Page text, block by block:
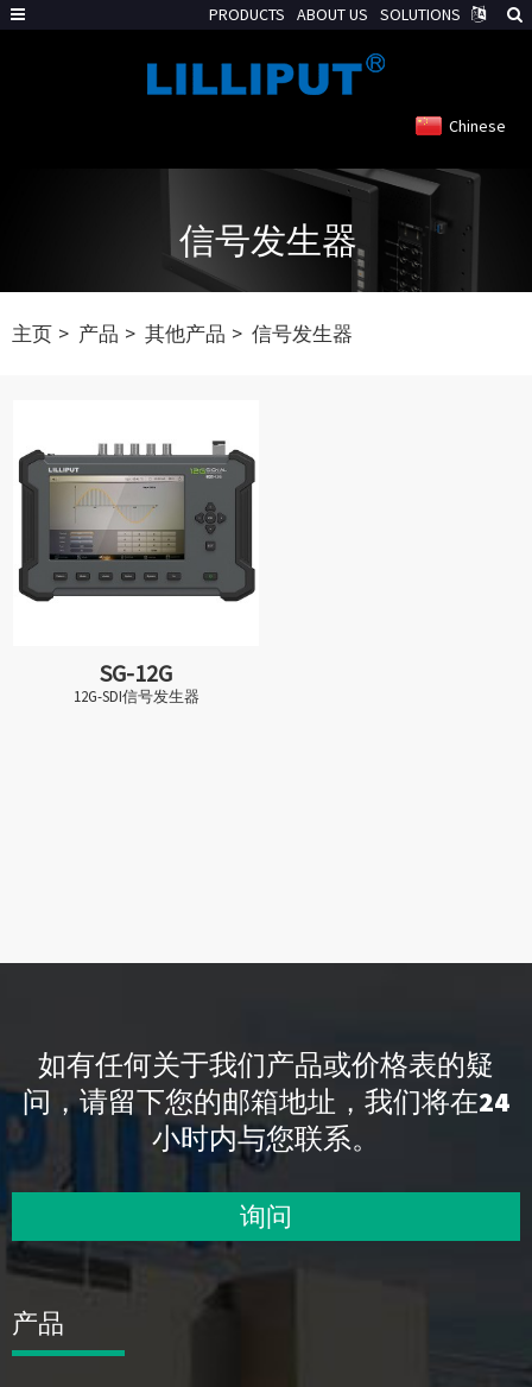
Chinese
信号发生器
主页 产品 其他产品 信号发生器
SG-12G
12G-SDI信号发生器
如有任何关于我们产品或价格表的疑
问，请留下您的邮箱地址，我们将在24
小时内与您联系。
询问
产品
PRODUCTS ABOUT US SOLUTIONS